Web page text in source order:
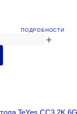
ПОДРОБНОСТИ